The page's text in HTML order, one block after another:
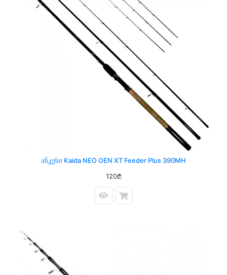
Ანკესი Kaida NEO OEN XT Feeder Plus 390MH
120₾